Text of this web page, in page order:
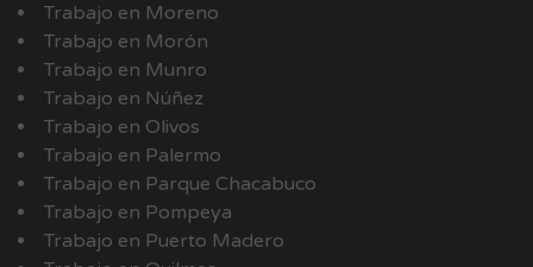
Trabajo en Moreno
Trabajo en Morón
Trabajo en Munro
Trabajo en Núñez
Trabajo en Olivos
Trabajo en Palermo
Trabajo en Parque Chacabuco
Trabajo en Pompeya
Trabajo en Puerto Madero